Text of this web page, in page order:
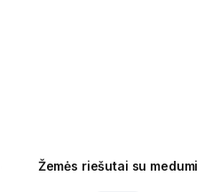
Žemės riešutai su medumi